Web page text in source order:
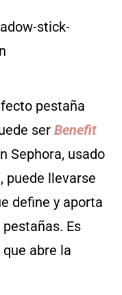
pestaña
ser Benefit
Sephora, usado
puede llevarse
define y aporta
Es
abre la